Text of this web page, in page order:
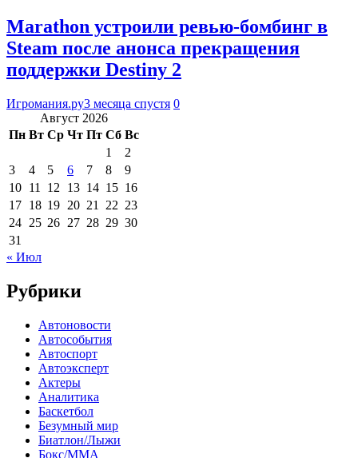
Marathon устроили ревью-бомбинг в
Steam после анонса прекращения
поддержки Destiny 2
Игромания.ру3 месяца спустя 0
Август 2026
Пн Вт Ср Чт Пт Сб Вс
1
2
3
4 5 6 7 8
9
10 11 12 13 14 15 16
17 18 19 20 21 22 23
24 25 26 27 28 29 30
31
« Июл
Рубрики
Автоновости
Автособытия
Автоспорт
Автоэксперт
Актеры
Аналитика
Баскетбол
Безумный мир
Биатлон/Лыжи
Бокс/MMA